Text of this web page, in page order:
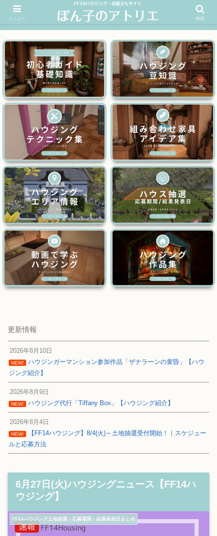
FF14ハウジングお役立ちサイト│ぽん子のアトリエを応援 >>
更新情報
2026年8月10日
NEW!
ハウジンガーマンション参加作品「ザナラーンの黄昏」【ハウ
ジング紹介】
2026年8月9日
NEW! ハウジング代行「Tiffany Box」【ハウジング紹介】
2026年8月4日
NEW!
【FF14ハウジング】8/4(火)～土地抽選受付開始！｜スケジュー
ルと応募方法
6月27日(火)ハウジングニュース【FF14ハ
ウジング】
FF14ハウジング土地抽選｜応募期間・結果発表日まとめ
メニュー 検索